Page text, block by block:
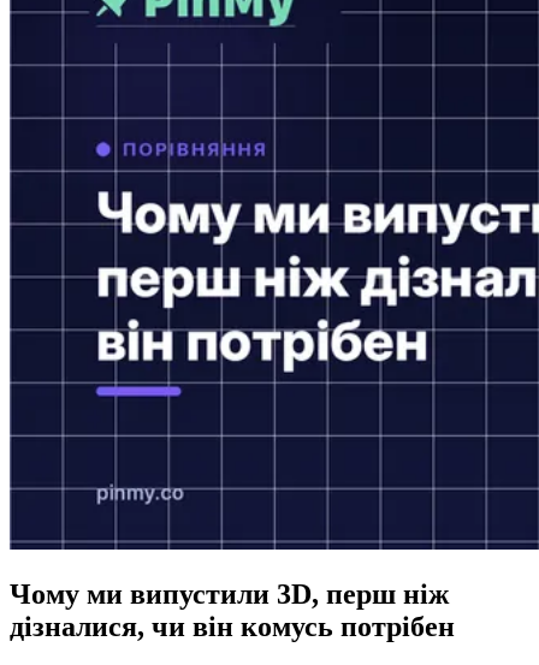
Чому ми випустили 3D, перш ніж
дізналися, чи він комусь потрібен